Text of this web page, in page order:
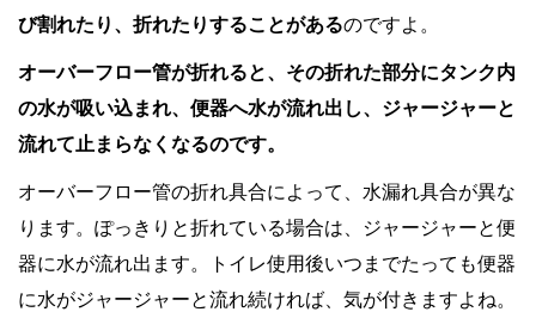
び割れたり、折れたりすることがあるのですよ。
オーバーフロー管が折れると、その折れた部分にタンク内
の水が吸い込まれ、便器へ水が流れ出し、ジャージャーと
流れて止まらなくなるのです。
オーバーフロー管の折れ具合によって、水漏れ具合が異な
ります。ぽっきりと折れている場合は、ジャージャーと便
器に水が流れ出ます。トイレ使用後いつまでたっても便器
に水がジャージャーと流れ続ければ、気が付きますよね。